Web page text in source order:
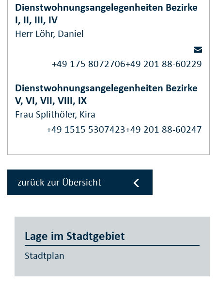
Dienstwohnungsangelegenheiten Bezirke
I, II, III, IV
Herr Löhr, Daniel
+49 201 88-60229
+49 175 8072706
Dienstwohnungsangelegenheiten Bezirke
V, VI, VII, VIII, IX
Frau Splithöfer, Kira
+49 201 88-60247
+49 1515 5307423
zurück zur Übersicht
Lage im Stadtgebiet
Stadtplan